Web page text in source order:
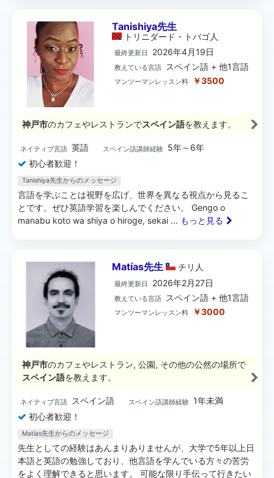
Tanishiya先生
トリニダード・トバゴ人
最終更新日 2026年4月19日
教えている言語 スペイン語 + 他1言語
マンツーマンレッスン料 ￥3500
神戸市のカフェやレストランでスペイン語を教えます。
ネイティブ言語 英語 スペイン語講師経験
5年～6年
初心者歓迎！
Tanishiya先生からのメッセージ
言語を学ぶことは視野を広げ、世界を異なる視点から見るこ
とです。ぜひ英語学習を楽しんでください。 Gengo o
manabu koto wa shiya o hiroge, sekai ... もっと見る
Matías先生 チリ 人
最終更新日 2026年2月27日
教えている言語 スペイン語 + 他1言語
マンツーマンレッスン料 ￥3000
神戸市のカフェやレストラン, 公園, その他の公然の場所で
スペイン語を教えます。
ネイティブ言語 スペイン語 スペイン語講師経験 1年未満
初心者歓迎！
Matías先生からのメッセージ
先生としての経験はあんまりありませんが、大学で5年以上日
本語と英語の勉強しており、他言語を学んでいる方々の苦労
をよく理解できると思います。 可能な限り手伝って行きたい